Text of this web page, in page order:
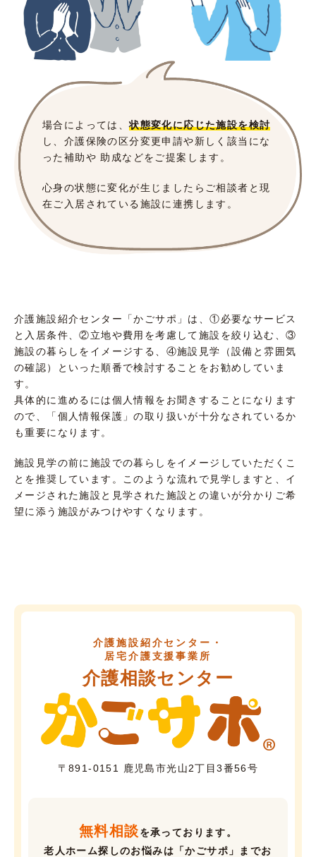
心身の状態に変化が生じましたらご相談者と現
在ご入居されている施設に連携します。
場合によっては、状態変化に応じた施設を検討
し、介護保険の区分変更申請や新しく該当にな
った補助や 助成などをご提案します。
介護施設紹介センター「かごサポ」は、①必要なサービス
と入居条件、②立地や費用を考慮して施設を絞り込む、③
施設の暮らしをイメージする、④施設見学（設備と雰囲気
の確認）といった順番で検討することをお勧めしていま
す。
具体的に進めるには個人情報をお聞きすることになります
ので、「個人情報保護」の取り扱いが十分なされているか
も重要になります。
施設見学の前に施設での暮らしをイメージしていただくこ
とを推奨しています。このような流れで見学しますと、イ
メージされた施設と見学された施設との違いが分かりご希
望に添う施設がみつけやすくなります。
介護施設紹介センター・
居宅介護支援事業所
介護相談センター
〒891-0151 鹿児島市光山2丁目3番56号
無料相談を承っております。
老人ホーム探しのお悩みは「かごサポ」までお